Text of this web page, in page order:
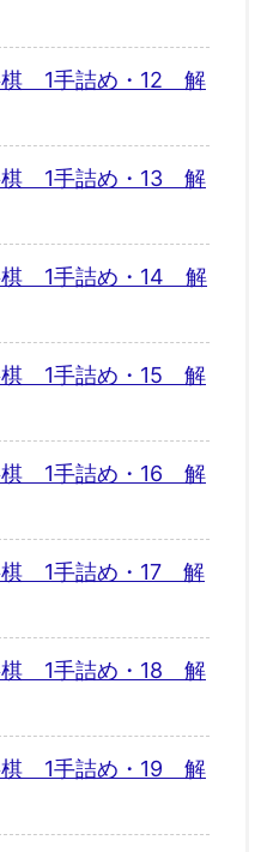
棋 1手詰め・12 解
棋 1手詰め・13 解
棋 1手詰め・14 解
棋 1手詰め・15 解
棋 1手詰め・16 解
棋 1手詰め・17 解
棋 1手詰め・18 解
棋 1手詰め・19 解